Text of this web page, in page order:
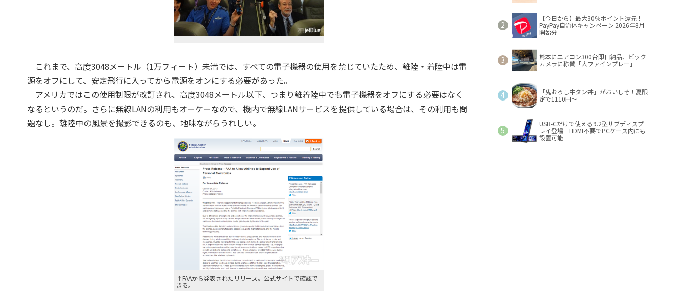
これまで、高度3048メートル（1万フィート）未満では、すべての電子機器の使用を禁じていたため、離陸・着陸中は電
源をオフにして、安定飛行に入ってから電源をオンにする必要があった。
アメリカではこの使用制限が改訂され、高度3048メートル以下、つまり離着陸中でも電子機器をオフにする必要はなく
なるというのだ。さらに無線LANの利用もオーケーなので、機内で無線LANサービスを提供している場合は、その利用も問
題なし。離陸中の風景を撮影できるのも、地味ながらうれしい。
↑FAAから発表されたリリース。公式サイトで確認で
きる。
【今日から】最大30％ポイント還元！
PayPay自治体キャンペーン 2026年8月
開始分
熊本にエアコン300台即日納品、ビック
カメラに称賛「大ファインプレー」
「鬼おろし牛タン丼」がおいしそ！夏限
定で1110円～
USB-Cだけで使える9.2型サブディスプ
レイ登場 HDMI不要でPCケース内にも
設置可能